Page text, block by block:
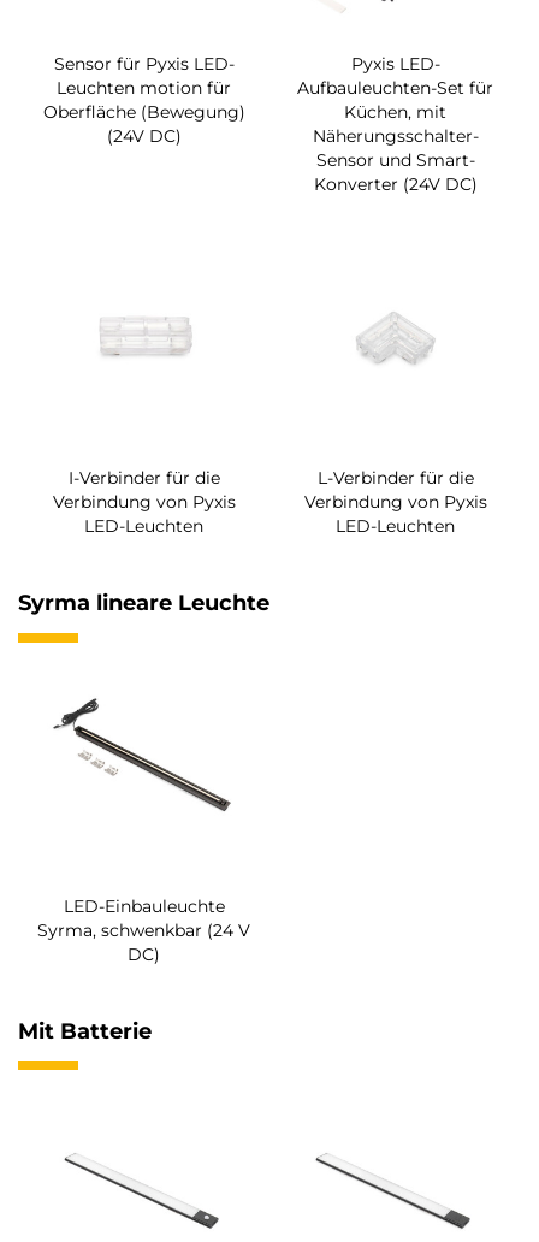
Sensor für Pyxis LED-
Leuchten motion für
Oberfläche (Bewegung)
(24V DC)
Pyxis LED-
Aufbauleuchten-Set für
Küchen, mit
Näherungsschalter-
Sensor und Smart-
Konverter (24V DC)
I-Verbinder für die
Verbindung von Pyxis
LED-Leuchten
L-Verbinder für die
Verbindung von Pyxis
LED-Leuchten
Syrma lineare Leuchte
LED-Einbauleuchte
Syrma, schwenkbar (24 V
DC)
Mit Batterie